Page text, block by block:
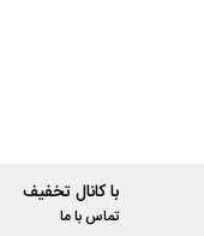
با کانال تخفیف
تماس با ما